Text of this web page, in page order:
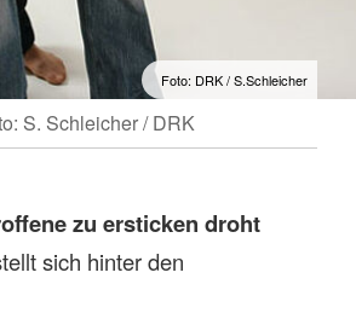
Foto: DRK / S.Schleicher
S. Schleicher / DRK
zu ersticken droht
sich hinter den